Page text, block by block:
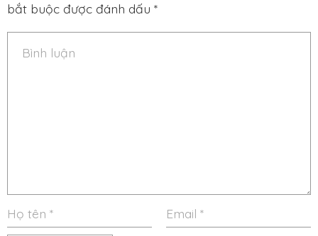
bắt buộc được đánh dấu *